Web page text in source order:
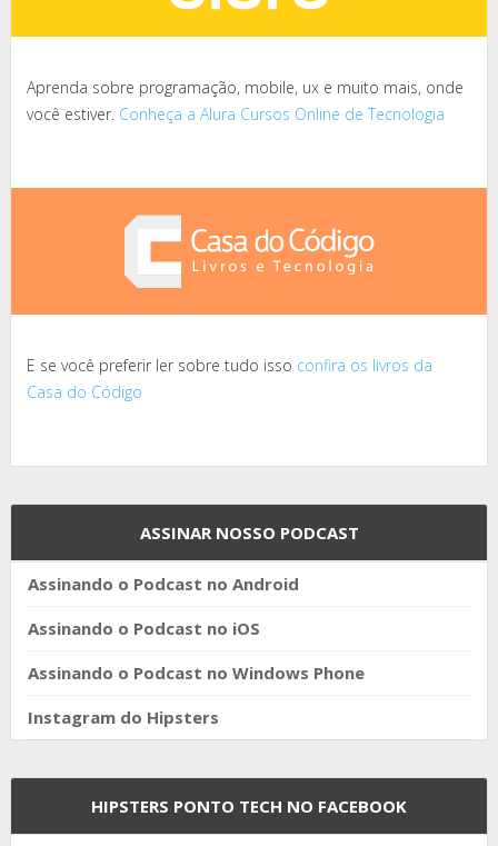
Aprenda sobre programação, mobile, ux e muito mais, onde
você estiver. Conheça a Alura Cursos Online de Tecnologia
E se você preferir ler sobre tudo isso confira os livros da
Casa do Código
ASSINAR NOSSO PODCAST
Assinando o Podcast no Android
Assinando o Podcast no iOS
Assinando o Podcast no Windows Phone
Instagram do Hipsters
HIPSTERS PONTO TECH NO FACEBOOK